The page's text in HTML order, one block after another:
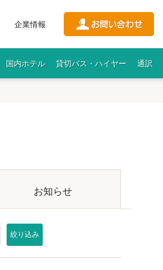
企業情報
国内ホテル 貸切バス・ハイヤー 通訳
お知らせ